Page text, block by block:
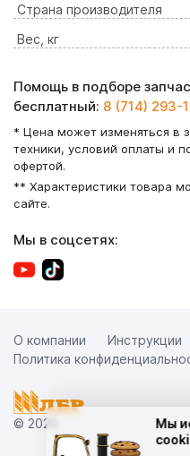
Страна производителя
Вес, кг
Мы
Помощь в подборе
бесплатный: 8 (714) 293-
* Цена может изменяться в
техники, условий оплаты и
офертой.
** Характеристики товара
сайте.
Мы в соцсетях:
© 2026
О компании Инструкции
Политика